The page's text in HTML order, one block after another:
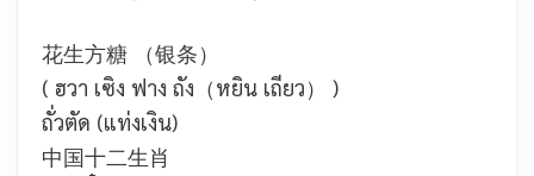
花生方糖 （银条）
( ฮวา เซิง ฟาง ถัง（หยิน เถียว） )
ถั่วตัด (แท่งเงิน)
中国十二生肖